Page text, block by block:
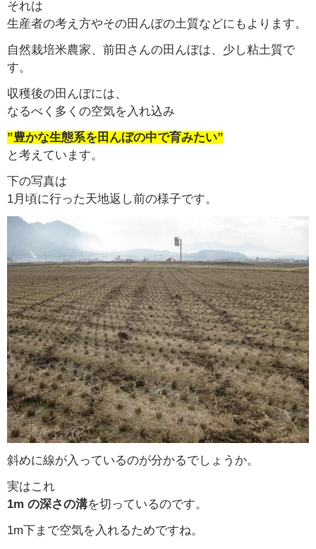
それは
生産者の考え方やその田んぼの土質などにもよります。
自然栽培米農家、前田さんの田んぼは、少し粘土質で
す。
収穫後の田んぼには、
なるべく多くの空気を入れ込み
”豊かな生態系を田んぼの中で育みたい”
と考えています。
下の写真は
1月頃に行った天地返し前の様子です。
斜めに線が入っているのが分かるでしょうか。
実はこれ
1m の深さの溝を切っているのです。
1m下まで空気を入れるためですね。